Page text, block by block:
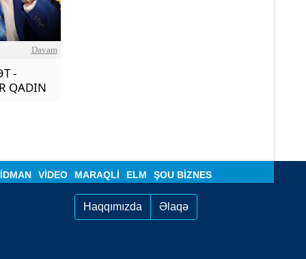
Davam
-
QADIN
İDMAN VIDEO MARAQLI ELM ŞOU BIZNES
Haqqımızda Əlaqə